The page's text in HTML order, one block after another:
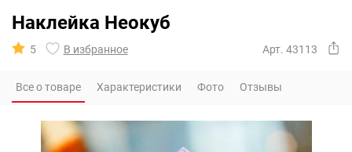
Наклейка Неокуб
5 В избранное Арт. 43113
Все о товаре Характеристики Фото Отзывы